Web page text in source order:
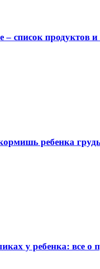
список продуктов
ребенка
у ребенка: все о